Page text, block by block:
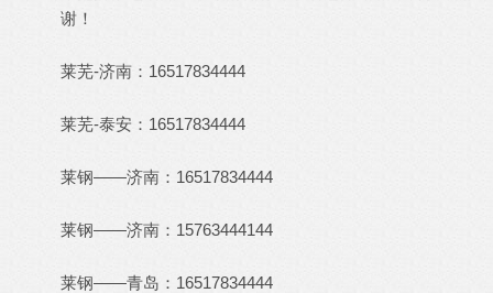
谢！
莱芜-济南：16517834444
莱芜-泰安：16517834444
莱钢——济南：16517834444
莱钢——济南：15763444144
莱钢——青岛：16517834444